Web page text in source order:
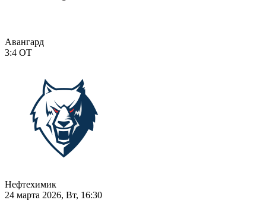
Авангард
3:4 ОТ
Нефтехимик
24 марта 2026, Вт, 16:30